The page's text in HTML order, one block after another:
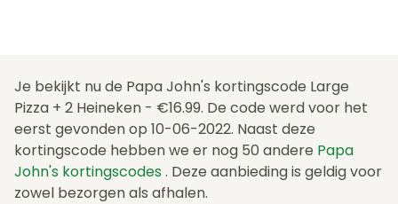
Je bekijkt nu de Papa John's kortingscode Large
Pizza + 2 Heineken - €16.99. De code werd voor het
eerst gevonden op 10-06-2022. Naast deze
kortingscode hebben we er nog 50 andere Papa
John's kortingscodes . Deze aanbieding is geldig voor
zowel bezorgen als afhalen.